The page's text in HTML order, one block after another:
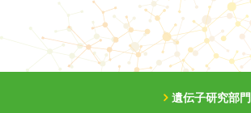
遺伝子研究部門